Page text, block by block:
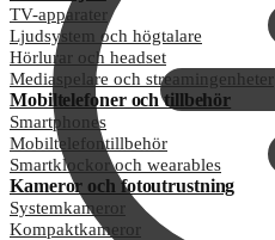
TV-apparater
Ljudsystem och högtalare
Hörlurar och headset
Mediaspelare och streamingenheter
Mobiltelefoner och tillbehör
Smartphones
Mobiltelefontillbehör
Smartklockor och wearables
Kameror och fotoutrustning
Systemkameror
Kompaktkameror